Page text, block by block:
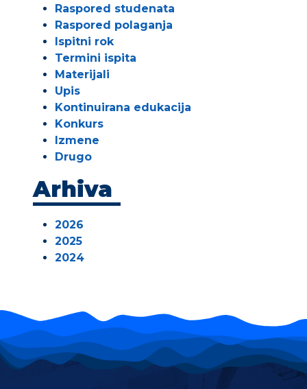
Raspored studenata
Raspored polaganja
Ispitni rok
Termini ispita
Materijali
Upis
Kontinuirana edukacija
Konkurs
Izmene
Drugo
Arhiva
2026
2025
2024